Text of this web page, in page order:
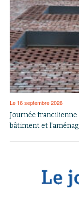
Le 16 septembre 2026
Journée francilienne
bâtiment et